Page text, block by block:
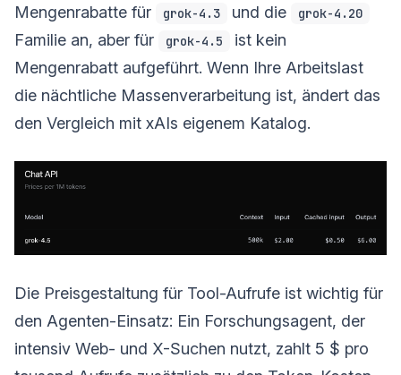
Mengenrabatte für
grok-4.3 und die grok-4.20
Familie an, aber für grok-4.5
ist kein
Mengenrabatt aufgeführt. Wenn Ihre Arbeitslast
die nächtliche Massenverarbeitung ist, ändert das
den Vergleich mit xAIs eigenem Katalog.
Die Preisgestaltung für Tool-Aufrufe ist wichtig für
den Agenten-Einsatz: Ein Forschungsagent, der
intensiv Web- und X-Suchen nutzt, zahlt 5 $ pro